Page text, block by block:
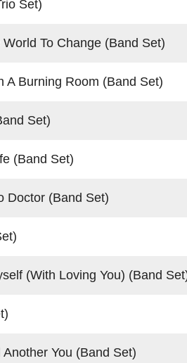
Set)
To Change (Band Set)
Room (Band Set)
Set)
Set)
(Band Set)
Loving You) (Band
You (Band Set)